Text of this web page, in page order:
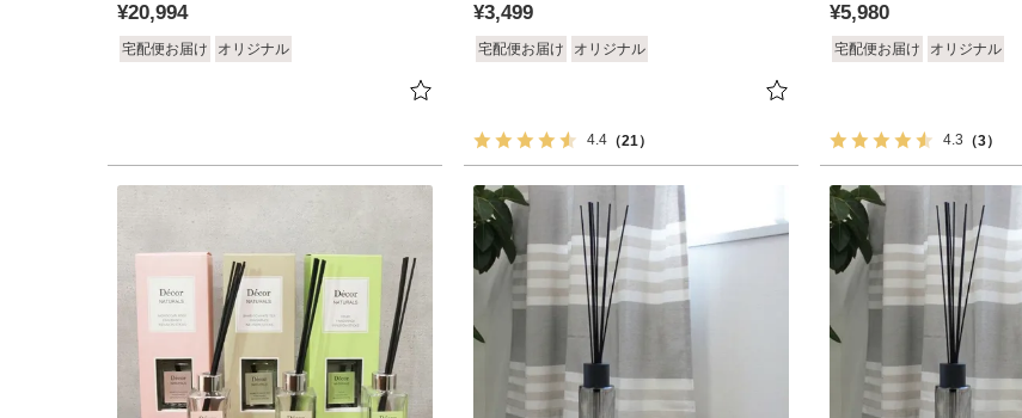
¥20,994
宅配便お届け オリジナル
¥3,499
宅配便お届け オリジナル
4.4 （21）
¥5,980
宅配便お届け オリジナル
4.3 （3）